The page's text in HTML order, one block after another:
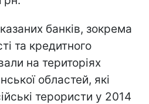
банків, зокрема
та кредитного
на територіях
областей, які
терористи у 2014